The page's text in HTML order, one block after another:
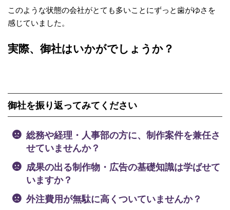
このような状態の会社がとても多いことにずっと歯がゆさを
感じていました。
実際、御社はいかがでしょうか？
御社を振り返ってみてください
総務や経理・人事部の方に、制作案件を兼任さ
せていませんか？
成果の出る制作物・広告の基礎知識は学ばせて
いますか？
外注費用が無駄に高くついていませんか？